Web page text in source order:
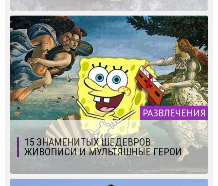
РАЗВЛЕЧЕНИЯ
15 ЗНАМЕНИТЫХ ШЕДЕВРОВ
ЖИВОПИСИ И МУЛЬТЯШНЫЕ ГЕРОИ